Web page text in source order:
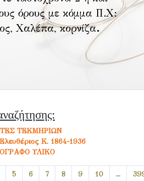
όρους με κόμμα Π.Χ:
Χαλέπα, κορνίζα.
ΤΕΚΜΗΡΙΩΝ
Κ. 1864-1936
ΥΛΙΚΟ
5 6 7 8 9 10 ...